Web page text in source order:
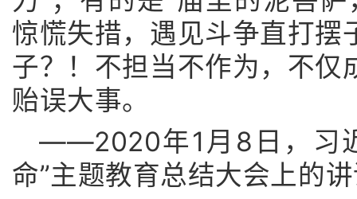
惊慌失措，遇见斗争直打
子？！不担当不作为，不
贻误大事。
——2020年1月8日，习
命”主题教育总结大会上的